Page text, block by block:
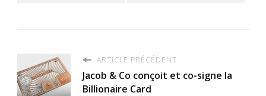
ARTICLE PRÉCÉDENT
Jacob & Co conçoit et co-signe la
Billionaire Card